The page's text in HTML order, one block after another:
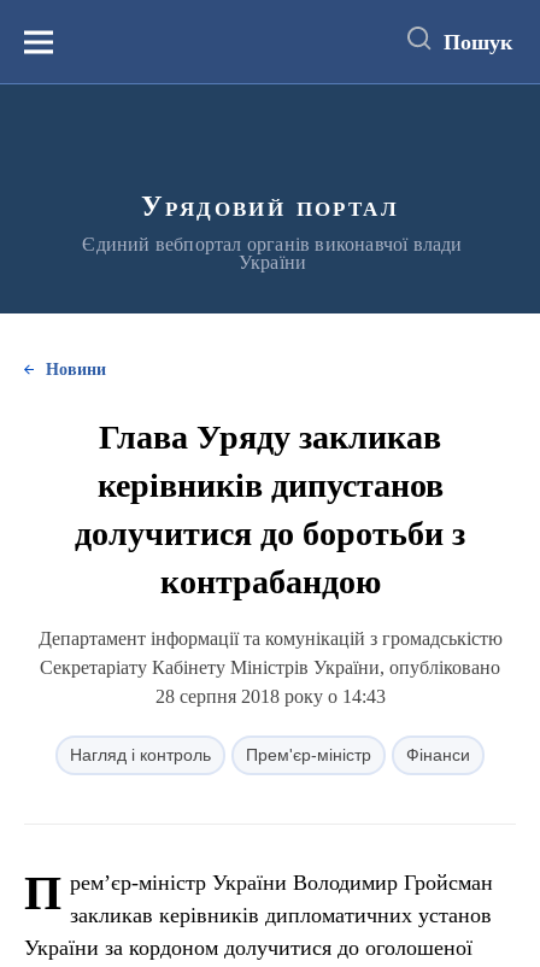
вмістуМеню Пошук
Урядовий портал
Єдиний вебпортал органів виконавчої влади
України
Новини
Глава Уряду закликав
керівників дипустанов
долучитися до боротьби з
контрабандою
Департамент інформації та комунікацій з громадськістю
Секретаріату Кабінету Міністрів України, опубліковано
28 серпня 2018 року о 14:43
Нагляд і контроль Прем'єр-міністр Фінанси
П рем’єр-міністр України Володимир Гройсман
закликав керівників дипломатичних установ
України за кордоном долучитися до оголошеної